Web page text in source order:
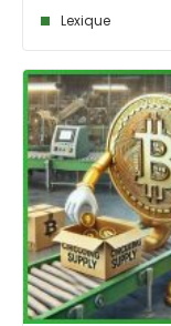
Lexique